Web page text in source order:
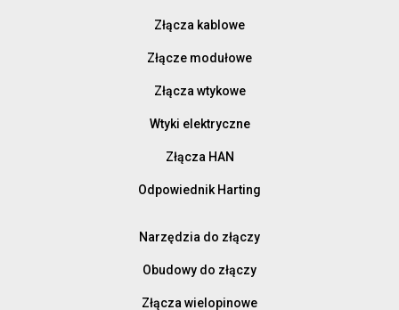
Złącza kablowe
Złącze modułowe
Złącza wtykowe
Wtyki elektryczne
Złącza HAN
Odpowiednik Harting
Narzędzia do złączy
Obudowy do złączy
Złącza wielopinowe